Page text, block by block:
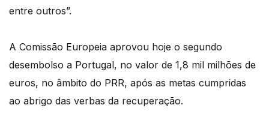
entre outros”.
A Comissão Europeia aprovou hoje o segundo
desembolso a Portugal, no valor de 1,8 mil milhões de
euros, no âmbito do PRR, após as metas cumpridas
ao abrigo das verbas da recuperação.